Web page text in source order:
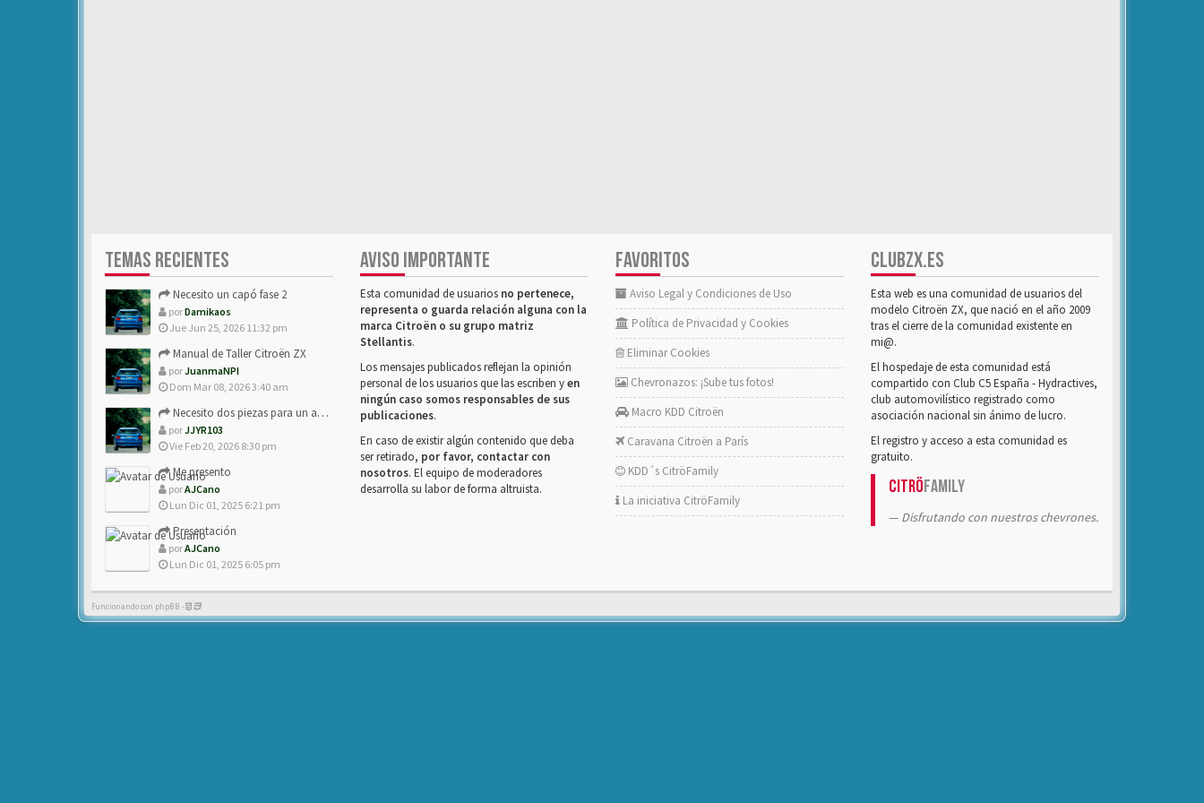
TEMAS RECIENTES
Necesito un capó fase 2
porDamikaos
Jue Jun 25, 2026 11:32 pm
Manual de Taller Citroën ZX
porJuanmaNPI
Dom Mar 08, 2026 3:40 am
Necesito dos piezas para un amigo con ZX.
porJJYR103
Vie Feb 20, 2026 8:30 pm
Me presento
porAJCano
Lun Dic 01, 2025 6:21 pm
Presentación
porAJCano
Lun Dic 01, 2025 6:05 pm
AVISO IMPORTANTE
Esta comunidad de usuarios no pertenece,
representa o guarda relación alguna con la
marca Citroën o su grupo matriz
Stellantis.
Los mensajes publicados reflejan la opinión
personal de los usuarios que las escriben yen
ningún caso somos responsables de sus
publicaciones.
En caso de existir algún contenido que deba
ser retirado, por favor, contactar con
nosotros. El equipo de moderadores
desarrolla su labor de forma altruista.
FAVORITOS
Aviso Legal y Condiciones de Uso
Política de Privacidad y Cookies
Eliminar Cookies
Chevronazos: ¡Sube tus fotos!
Macro KDD Citroën
Caravana Citroën a París
KDD´s CitröFamily
La iniciativa CitröFamily
CLUBZX.ES
Esta web es una comunidad de usuarios del
modelo Citroën ZX, que nació en el año 2009
tras el cierre de la comunidad existente en
mi@.
El hospedaje de esta comunidad está
compartido con Club C5 España - Hydractives,
club automovilístico registrado como
asociación nacional sin ánimo de lucro.
El registro y acceso a esta comunidad es
gratuito.
CitröFamily
Disfrutando con nuestros chevrones.
Funcionando con phpBB -